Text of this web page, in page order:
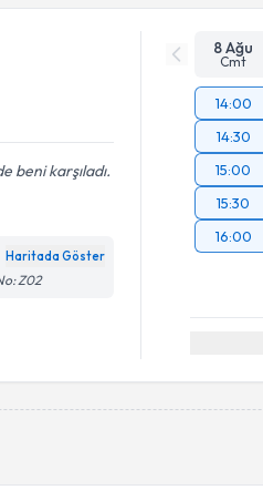
beni karşıladı.
Haritada Göster
Z02
8 Ağu
Cmt
14:00
14:30
15:00
15:30
16:00